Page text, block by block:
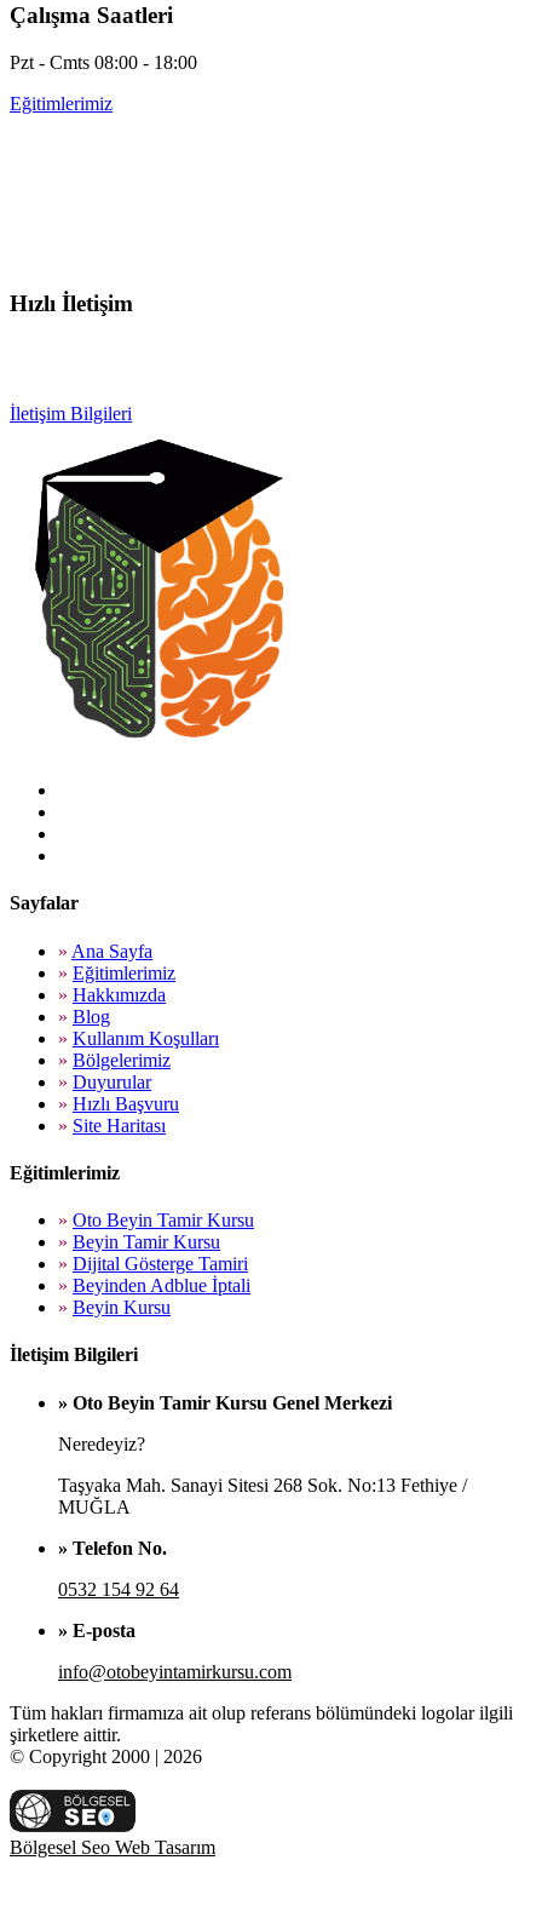
Çalışma Saatleri
Pzt - Cmts 08:00 - 18:00
Eğitimlerimiz
Hızlı İletişim
İletişim Bilgileri
Sayfalar
» Ana Sayfa
» Eğitimlerimiz
» Hakkımızda
» Blog
» Kullanım Koşulları
» Bölgelerimiz
» Duyurular
» Hızlı Başvuru
» Site Haritası
Eğitimlerimiz
» Oto Beyin Tamir Kursu
» Beyin Tamir Kursu
» Dijital Gösterge Tamiri
» Beyinden Adblue İptali
» Beyin Kursu
İletişim Bilgileri
» Oto Beyin Tamir Kursu Genel Merkezi
Neredeyiz?
Taşyaka Mah. Sanayi Sitesi 268 Sok. No:13 Fethiye /
MUĞLA
» Telefon No.
0532 154 92 64
» E-posta
info@otobeyintamirkursu.com
Tüm hakları firmamıza ait olup referans bölümündeki logolar ilgili
şirketlere aittir.
© Copyright 2000 | 2026
Bölgesel Seo Web Tasarım